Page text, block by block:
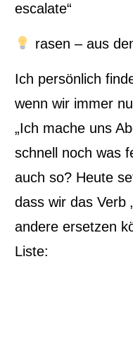
escalate“
rasen – aus
Ich persönlich
wenn wir immer
„Ich mache uns
schnell noch was
auch so? Heute
dass wir das Verb
andere ersetzen
Liste: